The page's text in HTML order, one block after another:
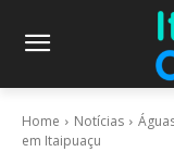
Home Notícias
em Itaipuaçu